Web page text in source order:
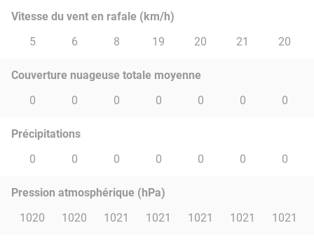
Vitesse du vent en rafale (km/h)
5
6 8 19 20 21 20
Couverture nuageuse totale moyenne
0
0 0 0 0 0 0
Précipitations
0
0 0 0 0 0 0
Pression atmosphérique (hPa)
1020
1020 1021 1021 1021 1021 1021